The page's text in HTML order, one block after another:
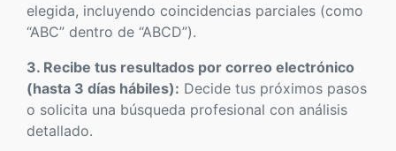
elegida, incluyendo coincidencias parciales (como
“ABC” dentro de “ABCD”).
3. Recibe tus resultados por correo electrónico
(hasta 3 días hábiles): Decide tus próximos pasos
o solicita una búsqueda profesional con análisis
detallado.